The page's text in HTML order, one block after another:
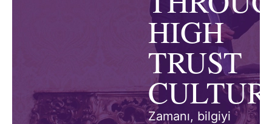
HIGH
TRUST
Zamanı, bilgiyi